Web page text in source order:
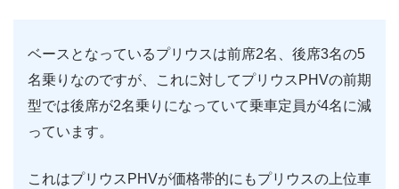
ベースとなっているプリウスは前席2名、後席3名の5
名乗りなのですが、これに対してプリウスPHVの前期
型では後席が2名乗りになっていて乗車定員が4名に減
っています。
これはプリウスPHVが価格帯的にもプリウスの上位車